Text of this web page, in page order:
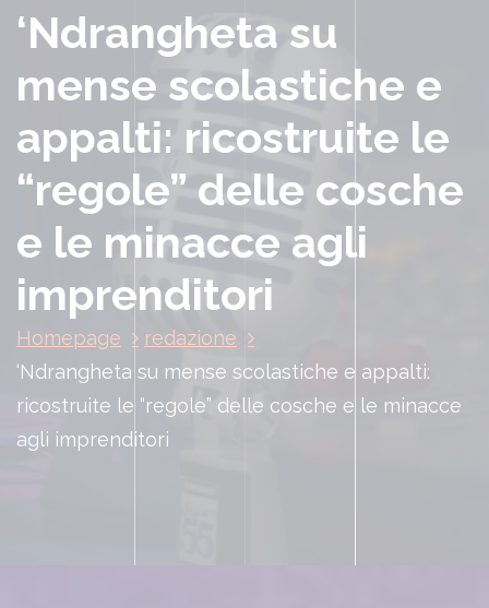
‘Ndrangheta su
mense scolastiche e
appalti: ricostruite le
“regole” delle cosche
e le minacce agli
imprenditori
Homepage
redazione
‘Ndrangheta su mense scolastiche e appalti:
ricostruite le “regole” delle cosche e le minacce
agli imprenditori